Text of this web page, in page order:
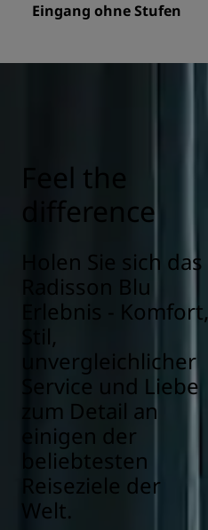
Eingang ohne Stufen
Feel the
difference
Holen Sie sich das
Radisson Blu
Erlebnis - Komfort,
Stil,
unvergleichlicher
Service und Liebe
zum Detail an
einigen der
beliebtesten
Reiseziele der
Welt.